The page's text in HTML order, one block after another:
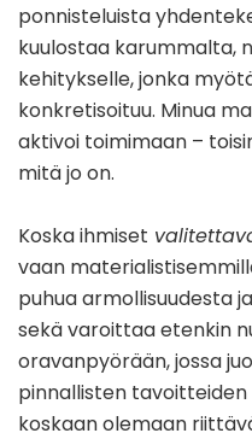
ponnisteluista
kuulostaa karummalta,
kehitykselle, jonka
konkretisoituu. Minua
aktivoi toimimaan –
mitä jo on.
Koska ihmiset
vaan
puhua armollisuudesta
sekä varoittaa etenkin
oravanpyörään, jossa
pinnallisten
koskaan olemaan